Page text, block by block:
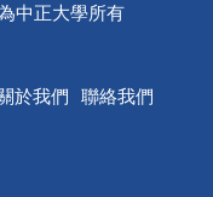
中正大學所有
於我們 聯絡我們